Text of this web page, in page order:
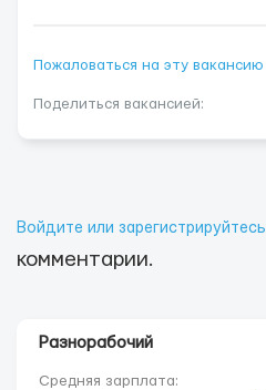
Пожаловаться на эту вакансию
Поделиться вакансией:
Войдите или зарегистрируйтесь
комментарии.
Разнорабочий
Средняя зарплата: